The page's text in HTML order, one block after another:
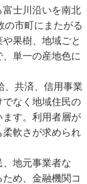
士川沿いを南北
の市町にまたがる
果樹、地域ごと
単一の産地色に
、共済、信用事業
なく地域住民の
す。利用者層が
軟さが求められ
地元事業者な
め、金融機関コ